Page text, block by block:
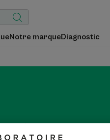
Notre marqueDiagnostic
corps